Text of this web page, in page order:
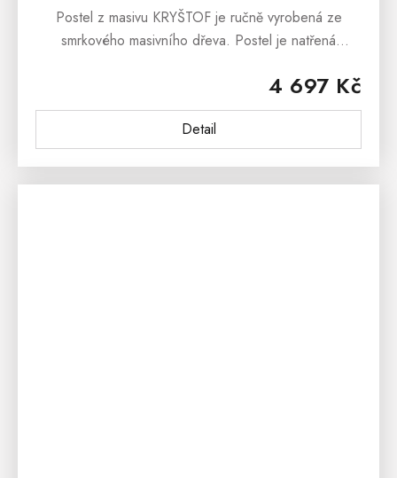
4 697 Kč
Detail
Postel z masivu KRYŠTOF je ručně vyrobená ze
smrkového masivního dřeva. Postel je natřená
masivu KRYŠTOF je ošetřena...